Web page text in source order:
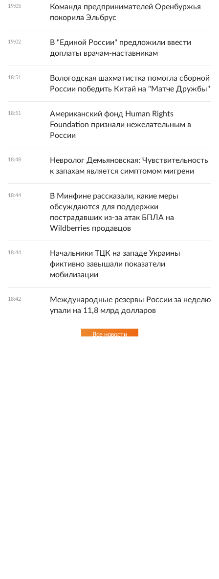
19:05
Команда предпринимателей Оренбуржья
покорила Эльбрус
19:02
В "Единой России" предложили ввести
доплаты врачам-наставникам
18:51
Вологодская шахматистка помогла сборной
России победить Китай на "Матче Дружбы"
18:51
Американский фонд Human Rights
Foundation признали нежелательным в
России
18:48
Невролог Демьяновская: Чувствительность
к запахам является симптомом мигрени
18:44
В Минфине рассказали, какие меры
обсуждаются для поддержки
пострадавших из-за атак БПЛА на
Wildberries продавцов
18:44
Начальники ТЦК на западе Украины
фиктивно завышали показатели
мобилизации
18:42
Международные резервы России за неделю
упали на 11,8 млрд долларов
Все новости